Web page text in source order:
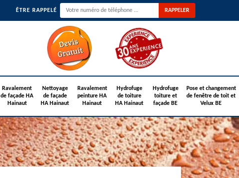
ÊTRE RAPPELÉ
Ravalement
de façade HA
Hainaut
Nettoyage
de façade
HA Hainaut
Ravalement
peinture HA
Hainaut
Hydrofuge
de toiture
HA Hainaut
Hydrofuge
toiture et
façade BE
Pose et changement
de fenêtre de toit et
Velux BE